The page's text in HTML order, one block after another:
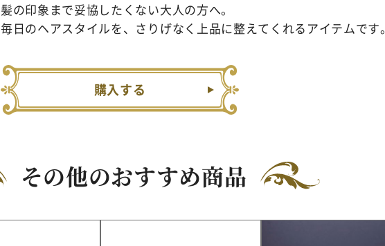
髪の印象まで妥協したくない大人の方へ。
毎日のヘアスタイルを、さりげなく上品に整えてくれるアイテムです。
購入する
その他のおすすめ商品